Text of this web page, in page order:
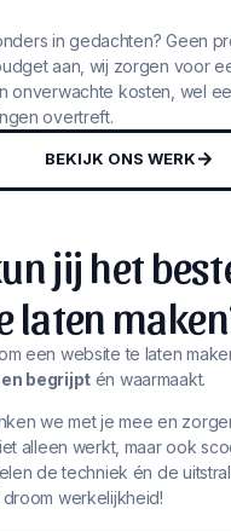
in gedachten? Geen
aan, wij zorgen voor
onverwachte kosten, wel
overtreft.
BEKIJK ONS WERK
jij het
laten
een website te laten
begrijpt én waarmaakt.
we met je mee en
alleen werkt, maar ook
de techniek én de
werkelijkheid!